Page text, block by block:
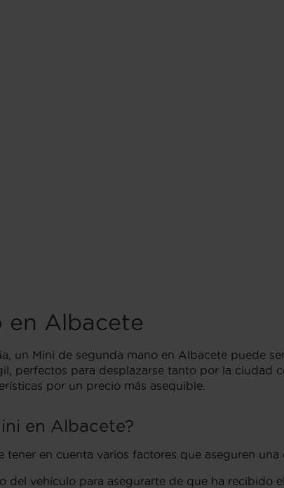
en Albacete
un Mini de segunda mano en Albacete puede
perfectos para desplazarse tanto por la ciudad
por un precio más asequible.
en Albacete?
en cuenta varios factores que aseguren una
del vehículo para asegurarte de que ha recibido